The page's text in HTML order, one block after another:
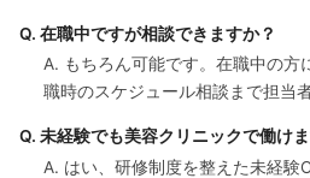
Q. 在職中ですが相談できますか？
A. もちろん可能です。在職中の方
職時のスケジュール相談まで担当
Q. 未経験でも美容クリニックで働け
A. はい、研修制度を整えた未経験